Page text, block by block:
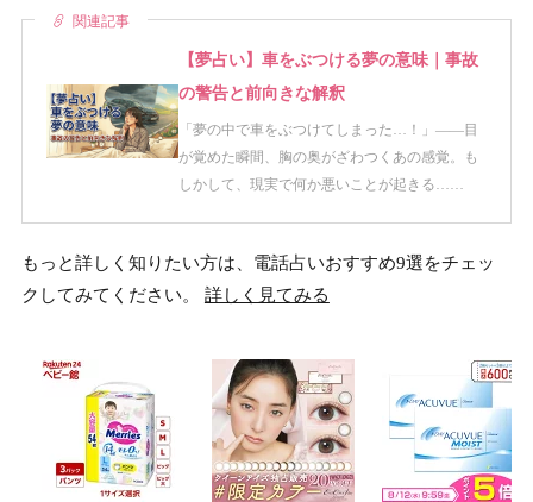
関連記事
【夢占い】車をぶつける夢の意味｜事故
の警告と前向きな解釈
「夢の中で車をぶつけてしまった…！」——目
が覚めた瞬間、胸の奥がざわつくあの感覚。も
しかして、現実で何か悪いことが起きる……
もっと詳しく知りたい方は、電話占いおすすめ9選をチェッ
クしてみてください。 詳しく見てみる